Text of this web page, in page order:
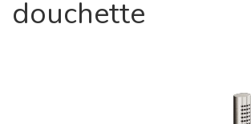
douchette